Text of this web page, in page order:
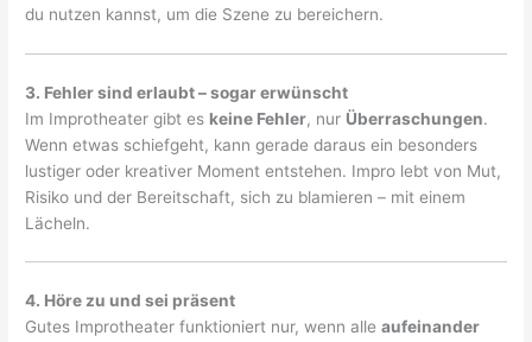
du nutzen kannst, um die Szene zu bereichern.
3. Fehler sind erlaubt – sogar erwünscht
Im Improtheater gibt es keine Fehler, nur Überraschungen.
Wenn etwas schiefgeht, kann gerade daraus ein besonders
lustiger oder kreativer Moment entstehen. Impro lebt von Mut,
Risiko und der Bereitschaft, sich zu blamieren – mit einem
Lächeln.
4. Höre zu und sei präsent
Gutes Improtheater funktioniert nur, wenn alleaufeinander